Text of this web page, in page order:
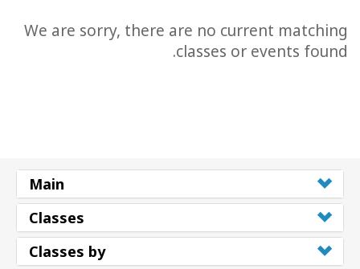
We are sorry, there are no current matching
classes or events found.
Main
Classes
Classes by